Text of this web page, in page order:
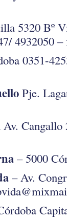
5320 Bº
4932050
0351-
Pje.
Av. Cangallo
– 5000
– Av.